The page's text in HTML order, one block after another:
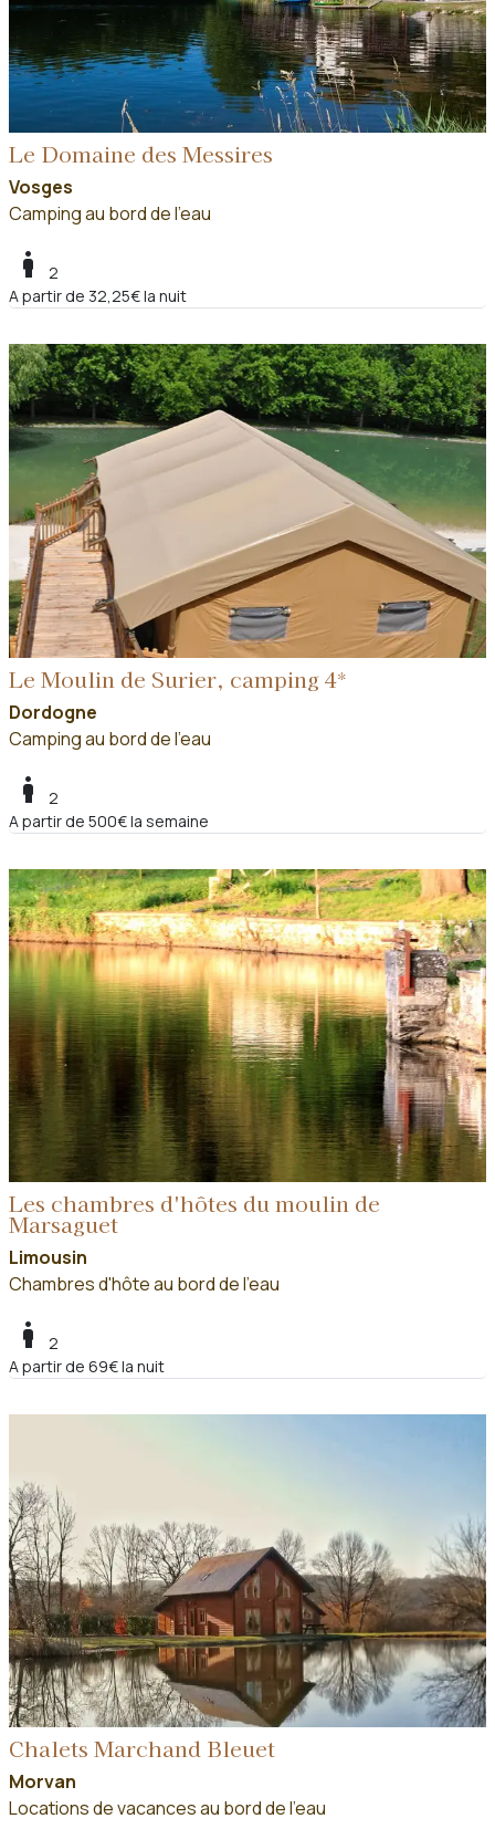
Le Domaine des Messires
Vosges
Camping au bord de l'eau
boy
2
A partir de 32,25€ la nuit
Le Moulin de Surier, camping 4*
Dordogne
Camping au bord de l'eau
boy
2
A partir de 500€ la semaine
Les chambres d'hôtes du moulin de
Marsaguet
Limousin
Chambres d'hôte au bord de l'eau
boy
2
A partir de 69€ la nuit
Chalets Marchand Bleuet
Morvan
Locations de vacances au bord de l'eau